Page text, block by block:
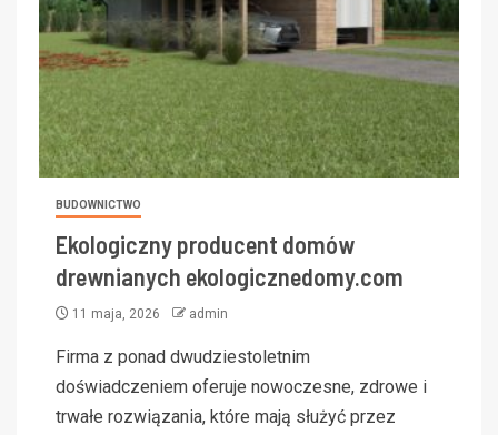
BUDOWNICTWO
Ekologiczny producent domów
drewnianych ekologicznedomy.com
11 maja, 2026 admin
Firma z ponad dwudziestoletnim
doświadczeniem oferuje nowoczesne, zdrowe i
trwałe rozwiązania, które mają służyć przez